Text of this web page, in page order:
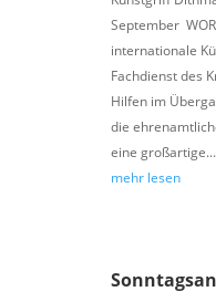
September
internationale
Fachdienst des
Hilfen im
die
eine großartige...
mehr lesen